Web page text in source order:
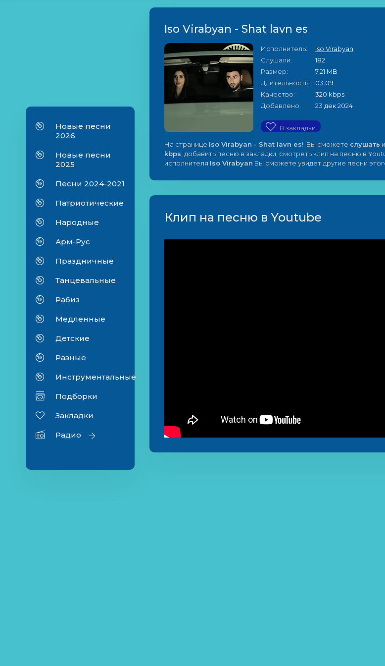
Новые песни
2026
Новые песни
2025
Песни 2024-2021
Патриотические
Народные
Арм-Рус
Праздничные
Танцевальные
Рабиз
Медленные
Детские
Разные
Инструментальные
Подборки
Закладки
Радио
Iso Virabyan - Shat lavn es
Исполнитель:
Iso Virabyan
Слушали:
182
Размер:
7.21 MB
Длительность:
03:09
Качество:
320 kbps
Добавлено:
23 дек 2024
В закладки
На странице Iso Virabyan - Shat lavn es!. Вы сможете слушать и
kbps , добавить песню в закладки, смотреть клип на песню в
исполнителя Iso Virabyan Вы сможете увидет другие песни
Клип на песню в Youtube